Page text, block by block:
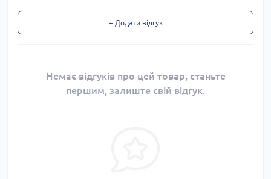
+ Додати відгук
Немає відгуків про цей товар, станьте
першим, залиште свій відгук.